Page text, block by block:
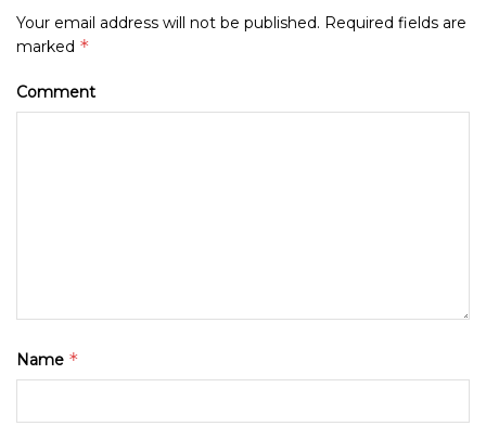
Your email address will not be published. Required fields are
marked *
Comment
Name *